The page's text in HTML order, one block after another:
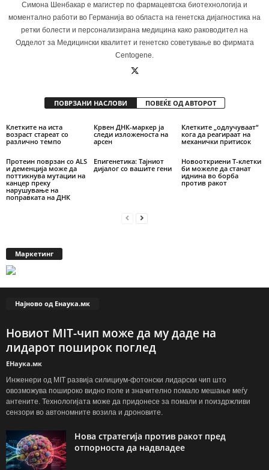
Симона Шенбакар е магистер по фармацевтска биотехнологија и
моментално работи во Германија во областа на генетска дијагностика на
ретки болести и персонализирана медицина како раководител на
Одделот за Медицински квалитет и генетско советување во фирмата
Centogene.
ПОВРЗАНИ НАСЛОВИ ПОВЕЌЕ ОД АВТОРОТ
Клетките на иста
возраст стареат со
различно темпо
Крвен ДНК-маркер ја
следи изложеноста на
арсен
Клетките „одлучуваат“
кога да реагираат на
механички притисок
Протеин поврзан со ALS
и деменција може да
поттикнува мутации на
канцер преку
нарушување на
поправката на ДНК
Епигенетика: Тајниот
дијалог со вашите гени
Новооткриени Т-клетки
би можеле да станат
иднина во борба
против ракот
Маркетинг
Најново од Енаука.мк
Новиот MIT-чип може да му даде на
лидарот поширок поглед
ЕНаука.мк
Инженери од MIT развија силициум-фотонски лидарски чип што
овозможува пошироко видно поле и значително помало мешање меѓу
антените. Технологијата може да придонесе за помали и поиздржливи
сензори во автономните возила и дроновите.
Нова стратегија против ракот пред
отпорноста да надвладее